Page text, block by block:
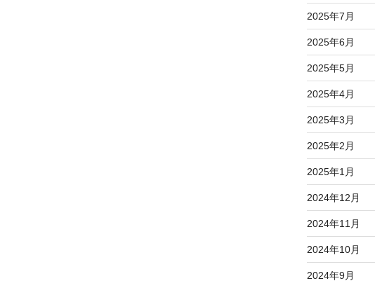
2025年7月
2025年6月
2025年5月
2025年4月
2025年3月
2025年2月
2025年1月
2024年12月
2024年11月
2024年10月
2024年9月